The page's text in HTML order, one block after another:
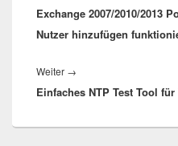
Beitrag:
Exchange 2007/2010/2013
Nutzer hinzufügen
Weiter →
Beitrag:
Einfaches NTP Test Tool